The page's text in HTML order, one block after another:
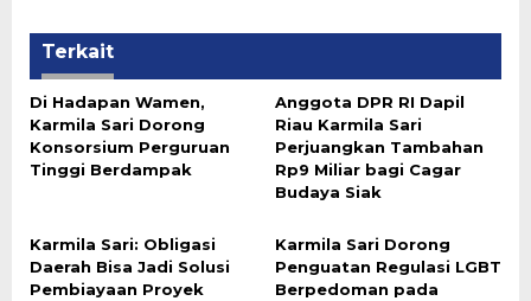
Terkait
Di Hadapan Wamen,
Karmila Sari Dorong
Konsorsium Perguruan
Tinggi Berdampak
Anggota DPR RI Dapil
Riau Karmila Sari
Perjuangkan Tambahan
Rp9 Miliar bagi Cagar
Budaya Siak
Karmila Sari: Obligasi
Daerah Bisa Jadi Solusi
Pembiayaan Proyek
Karmila Sari Dorong
Penguatan Regulasi LGBT
Berpedoman pada